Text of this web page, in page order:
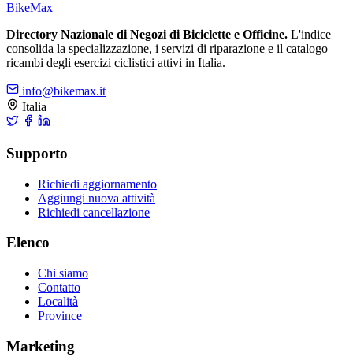
BikeMax
Directory Nazionale di Negozi di Biciclette e Officine. L'indice
consolida la specializzazione, i servizi di riparazione e il catalogo
ricambi degli esercizi ciclistici attivi in Italia.
info@bikemax.it
Italia
Supporto
Richiedi aggiornamento
Aggiungi nuova attività
Richiedi cancellazione
Elenco
Chi siamo
Contatto
Località
Province
Marketing